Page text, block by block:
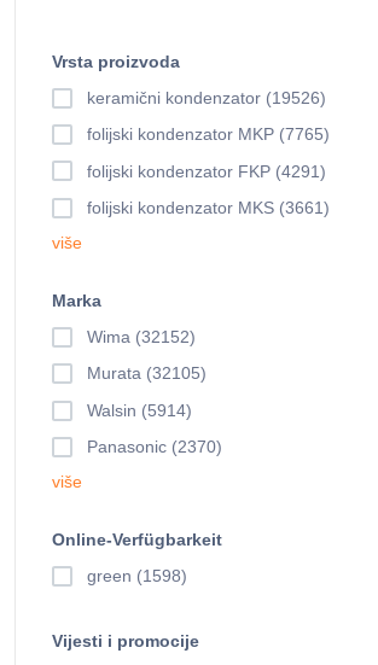
Vrsta proizvoda
keramični kondenzator (19526)
folijski kondenzator MKP (7765)
folijski kondenzator FKP (4291)
folijski kondenzator MKS (3661)
više
Marka
Wima (32152)
Murata (32105)
Walsin (5914)
Panasonic (2370)
više
Online-Verfügbarkeit
green (1598)
Vijesti i promocije